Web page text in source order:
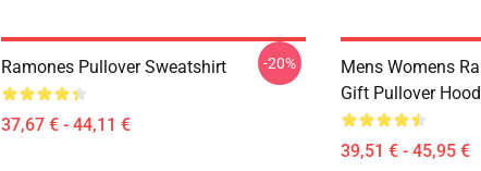
Ramones Pullover Sweatshirt
37,67 € - 44,11 €
-20%
Mens Womens
Gift Pullover
39,51 € - 45,95 €